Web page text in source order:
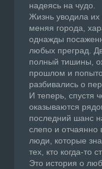
надеясь на чудо.
Жизнь уводила их
меняя города,
однажды
любых преград.
полный тишины,
прошлом и
разбивались о
И теперь, спустя
оказываются
последний шанс
слепо и отчаянно
люди, которые
тех, кто когда-то
Это история о